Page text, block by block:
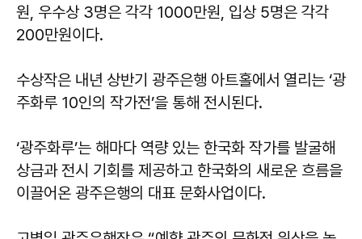
원, 우수상 3명은 각각 1000만원, 입상 5명은 각각
200만원이다.
수상작은 내년 상반기 광주은행 아트홀에서 열리는 ‘광
주화루 10인의 작가전’을 통해 전시된다.
‘광주화루’는 해마다 역량 있는 한국화 작가를 발굴해
상금과 전시 기회를 제공하고 한국화의 새로운 흐름을
이끌어온 광주은행의 대표 문화사업이다.